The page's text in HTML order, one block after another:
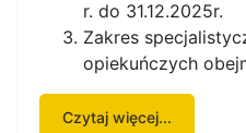
r. do 31.12.2025r.
Zakres
opiekuńczych
Czytaj więcej...